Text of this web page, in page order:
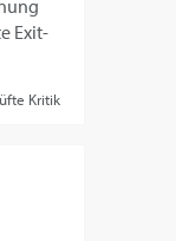
Exit-
Kritik